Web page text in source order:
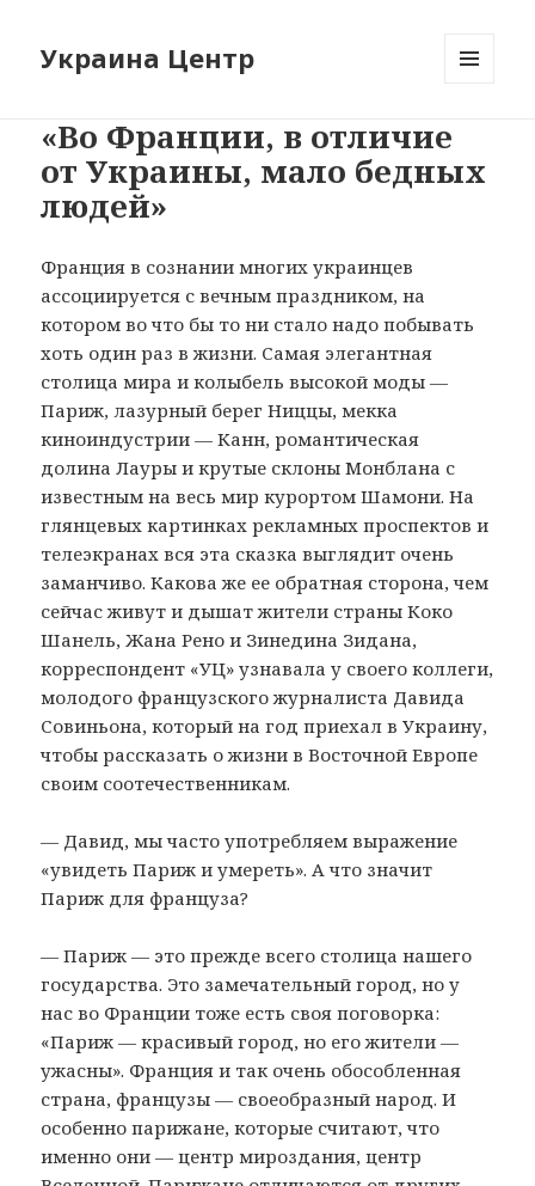
Украина Центр
ВИДЖЕТЫ
«Во Франции, в отличие
от Украины, мало бедных
людей»
Франция в сознании многих украинцев
ассоциируется с вечным праздником, на
котором во что бы то ни стало надо побывать
хоть один раз в жизни. Самая элегантная
столица мира и колыбель высокой моды —
Париж, лазурный берег Ниццы, мекка
киноиндустрии — Канн, романтическая
долина Лауры и крутые склоны Монблана с
известным на весь мир курортом Шамони. На
глянцевых картинках рекламных проспектов и
телеэкранах вся эта сказка выглядит очень
заманчиво. Какова же ее обратная сторона, чем
сейчас живут и дышат жители страны Коко
Шанель, Жана Рено и Зинедина Зидана,
корреспондент «УЦ» узнавала у своего коллеги,
молодого французского журналиста Давида
Совиньона, который на год приехал в Украину,
чтобы рассказать о жизни в Восточной Европе
своим соотечественникам.
— Давид, мы часто употребляем выражение
«увидеть Париж и умереть». А что значит
Париж для француза?
— Париж — это прежде всего столица нашего
государства. Это замечательный город, но у
нас во Франции тоже есть своя поговорка:
«Париж — красивый город, но его жители —
ужасны». Франция и так очень обособленная
страна, французы — своеобразный народ. И
особенно парижане, которые считают, что
именно они — центр мироздания, центр